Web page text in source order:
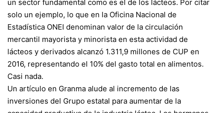
un sector fundamental como es el de los lácteos. Por citar
solo un ejemplo, lo que en la Oficina Nacional de
Estadística ONEI denominan valor de la circulación
mercantil mayorista y minorista en esta actividad de
lácteos y derivados alcanzó 1.311,9 millones de CUP en
2016, representando el 10% del gasto total en alimentos.
Casi nada.
Un artículo en Granma alude al incremento de las
inversiones del Grupo estatal para aumentar de la